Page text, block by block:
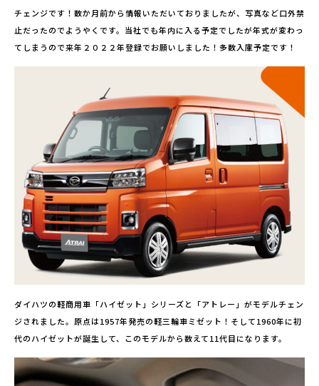
チェンジです！数か月前から情報いただいておりましたが、写真など口外禁
止だったのでようやくです。当社でも年内に入る予定でしたが年式が変わっ
てしまうので来年２０２２年登録でお願いしました！多数入庫予定です！
ダイハツの軽商用車「ハイゼット」シリーズと「アトレー」がモデルチェン
ジされました。原点は1957年発売の軽三輪車ミゼット！そして1960年に初
代のハイゼットが誕生して、このモデルから数えて11代目になります。